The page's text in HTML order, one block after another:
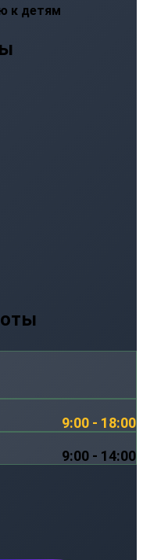
к детям
9:00 - 18:00
9:00 - 14:00